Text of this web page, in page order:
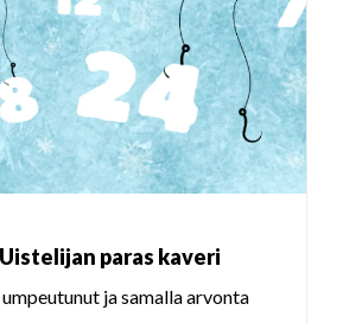
paras kaveri
ja samalla arvonta